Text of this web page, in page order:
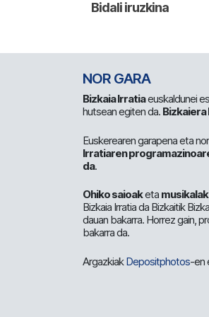
NOR GARA
Bizkaia Irratiaeuskaldunei
hutsean egiten da.
Euskerearen garapena eta
Irratiaren
da.
Ohiko saioaketa musikalak
Bizkaia Irratia da Bizkaitik
dauan bakarra. Horrez gain,
bakarra da.
ArgazkiakDepositphotos-en